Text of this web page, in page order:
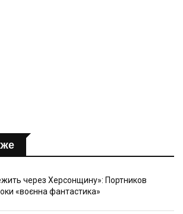
через Херсонщину»: Портников
«воєнна фантастика»